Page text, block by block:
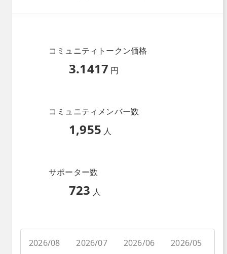
コミュニティトークン価格
3.1417 円
コミュニティメンバー数
1,955 人
サポーター数
723 人
2026/08 2026/07 2026/06 2026/05